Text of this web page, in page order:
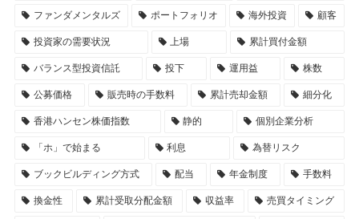
ファンダメンタルズ ポートフォリオ 海外投資 顧客
投資家の需要状況 上場 累計買付金額
バランス型投資信託 投下 運用益 株数
公募価格 販売時の手数料 累計売却金額 細分化
香港ハンセン株価指数 静的 個別企業分析
「ホ」で始まる 利息 為替リスク
ブックビルディング方式 配当 年金制度 手数料
換金性 累計受取分配金額 収益率 売買タイミング